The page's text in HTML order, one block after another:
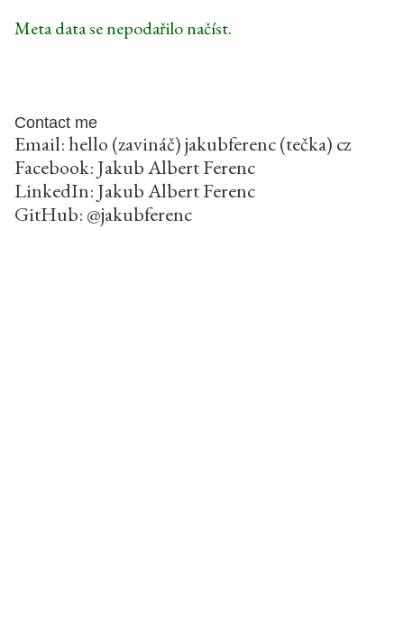
Meta data se nepodařilo načíst.
Contact me
Email: hello (zavináč) jakubferenc (tečka) cz
Facebook: Jakub Albert Ferenc
LinkedIn: Jakub Albert Ferenc
GitHub: @jakubferenc